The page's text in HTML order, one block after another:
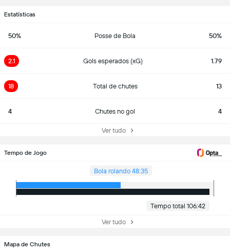
Estatísticas
50% Posse de Bola 50%
2.1 Gols esperados (xG) 1.79
18 Total de chutes 13
4 Chutes no gol 4
Ver tudo
Tempo de Jogo
Bola rolando 48:35
Tempo total 106:42
Ver tudo
Mapa de Chutes